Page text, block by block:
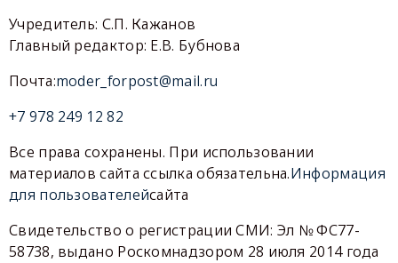
Учредитель: С.П. Кажанов
Главный редактор: Е.В. Бубнова
Почта:moder_forpost@mail.ru
+7 978 249 12 82
Все права сохранены. При использовании
материалов сайта ссылка обязательна.Информация
для пользователейсайта
Свидетельство о регистрации СМИ: Эл № ФС77-
58738, выдано Роскомнадзором 28 июля 2014 года